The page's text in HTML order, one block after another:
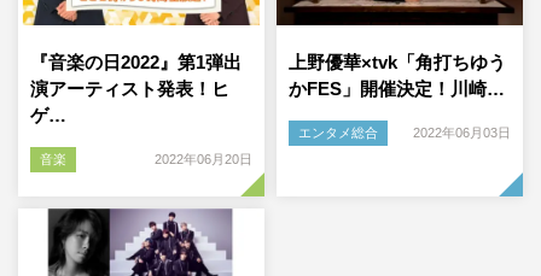
『音楽の日2022』第1弾出
演アーティスト発表！ヒ
ゲ…
音楽 2022年06月20日
上野優華×tvk「角打ちゆう
かFES」開催決定！川崎…
エンタメ総合 2022年06月03日